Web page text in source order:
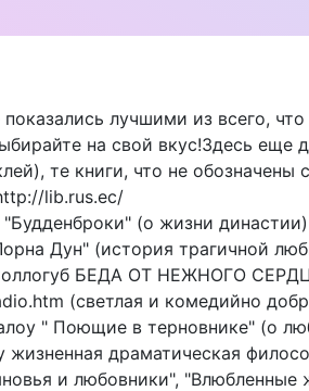
лучшими из всего,
на свой вкус!Здесь еще
те книги, что не
lib.rus.ec/
(о жизни династии)
Дун" (история трагичной
БЕДА ОТ НЕЖНОГО
(светлая и комедийно
" Поющие в терновнике" (о
жизненная драматическая
и любовники",